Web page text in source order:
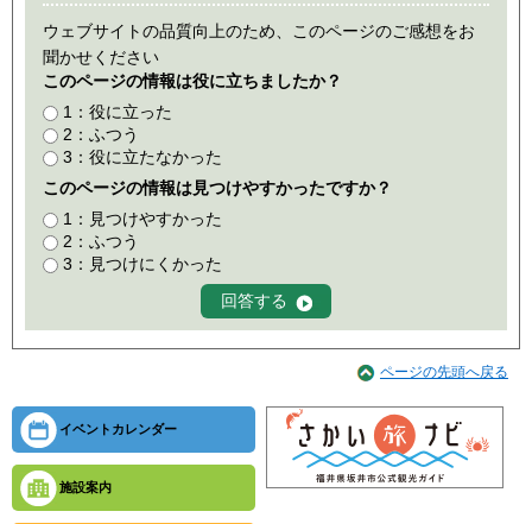
ウェブサイトの品質向上のため、このページのご感想をお
聞かせください
このページの情報は役に立ちましたか？
1：役に立った
2：ふつう
3：役に立たなかった
このページの情報は見つけやすかったですか？
1：見つけやすかった
2：ふつう
3：見つけにくかった
ページの先頭へ戻る
イベントカレンダー
施設案内